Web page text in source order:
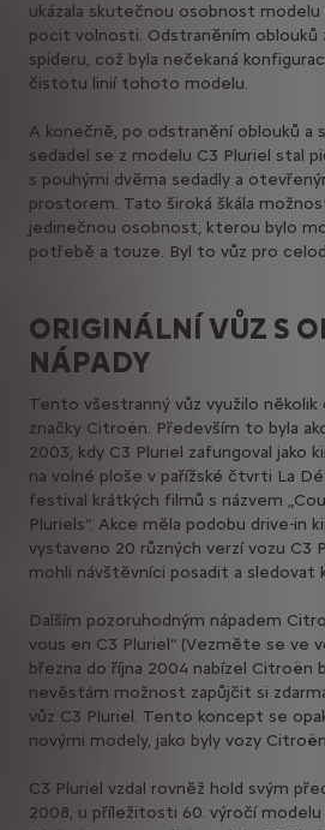
ukázala skutečnou osobnost modelu
pocit volnosti. Odstraněním oblouků
spideru, což byla nečekaná
čistotu linií tohoto modelu.
A konečně, po odstranění oblouků a
sedadel se z modelu C3 Pluriel stal
s pouhými dvěma sedadly a
prostorem. Tato široká škála
jedinečnou osobnost, kterou bylo
potřebě a touze. Byl to vůz pro
ORIGINÁLNÍ VŮZ S
NÁPADY
Tento všestranný vůz využilo několik
značky Citroën. Především to byla
2003, kdy C3 Pluriel zafungoval jako
na volné ploše v pařížské čtvrti La
festival krátkých filmů s názvem
Pluriels“. Akce měla podobu drive-in
vystaveno 20 různých verzí vozu C3
mohli návštěvníci posadit a sledovat
Dalším pozoruhodným nápadem
vous en C3 Pluriel“ (Vezměte se ve
března do října 2004 nabízel Citroën
nevěstám možnost zapůjčit si
vůz C3 Pluriel. Tento koncept se
novými modely, jako byly vozy
C3 Pluriel vzdal rovněž hold svým
2008, u příležitosti 60. výročí modelu